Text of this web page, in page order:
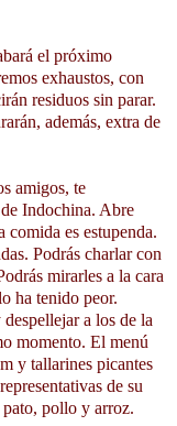
el próximo
exhaustos, con
residuos sin parar.
además, extra de
amigos, te
Indochina. Abre
comida es estupenda.
Podrás charlar con
mirarles a la cara
ha tenido peor.
a los de la
momento. El menú
y tallarines picantes
de su
pollo y arroz.